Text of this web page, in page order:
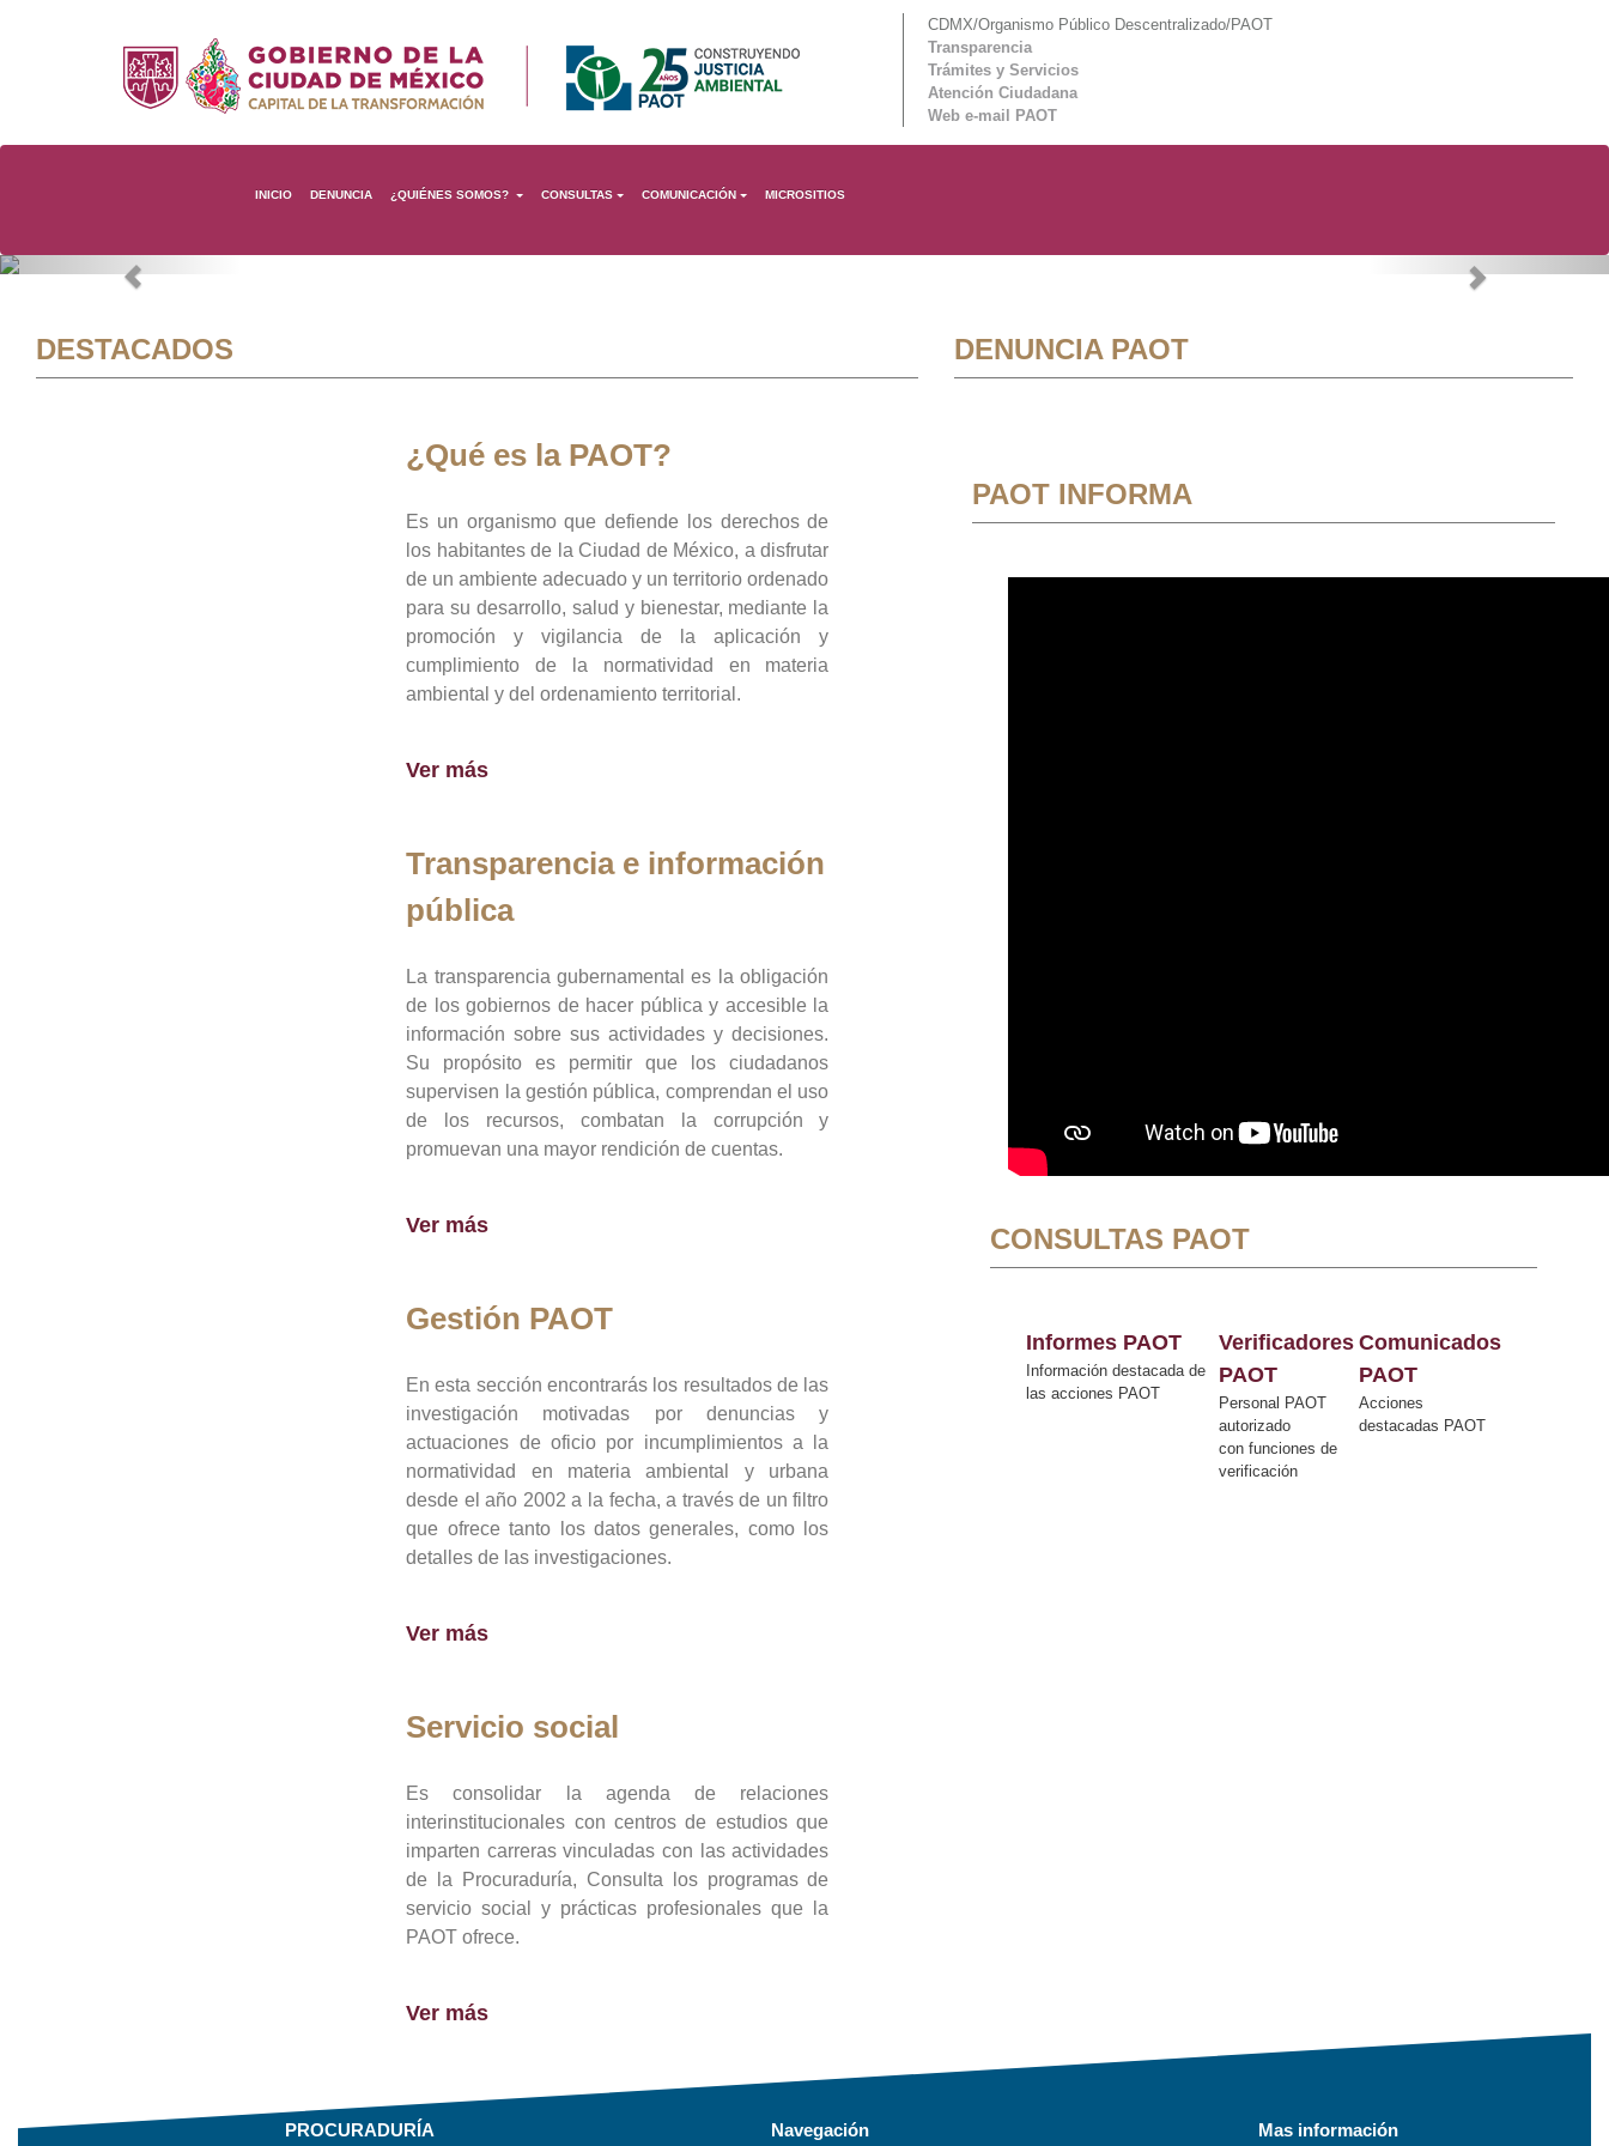
CDMX/Organismo Público Descentralizado/PAOT
Transparencia
Trámites y Servicios
Atención Ciudadana
Web e-mail PAOT
INICIO DENUNCIA ¿QUIÉNES SOMOS? CONSULTAS COMUNICACIÓN MICROSITIOS
Previous Next
DESTACADOS
¿Qué es la PAOT?
Es un organismo que defiende los derechos de
los habitantes de la Ciudad de México, a disfrutar
de un ambiente adecuado y un territorio ordenado
para su desarrollo, salud y bienestar, mediante la
promoción y vigilancia de la aplicación y
cumplimiento de la normatividad en materia
ambiental y del ordenamiento territorial.
Ver más
Transparencia e información
pública
La transparencia gubernamental es la obligación
de los gobiernos de hacer pública y accesible la
información sobre sus actividades y decisiones.
Su propósito es permitir que los ciudadanos
supervisen la gestión pública, comprendan el uso
de los recursos, combatan la corrupción y
promuevan una mayor rendición de cuentas.
Ver más
Gestión PAOT
En esta sección encontrarás los resultados de las
investigación motivadas por denuncias y
actuaciones de oficio por incumplimientos a la
normatividad en materia ambiental y urbana
desde el año 2002 a la fecha, a través de un filtro
que ofrece tanto los datos generales, como los
detalles de las investigaciones.
Ver más
Servicio social
Es consolidar la agenda de relaciones
interinstitucionales con centros de estudios que
imparten carreras vinculadas con las actividades
de la Procuraduría, Consulta los programas de
servicio social y prácticas profesionales que la
PAOT ofrece.
Ver más
DENUNCIA PAOT
PAOT INFORMA
CONSULTAS PAOT
Informes PAOT
Información destacada de
las acciones PAOT
Verificadores
PAOT
Personal PAOT
autorizado
con funciones de
verificación
Comunicados
PAOT
Acciones
destacadas PAOT
PROCURADURÍA Navegación Mas información